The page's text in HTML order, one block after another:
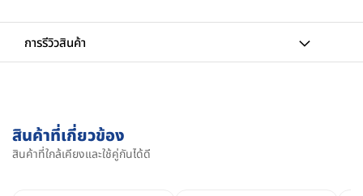
การรีวิวสินค้า
สินค้าที่เกี่ยวข้อง
สินค้าที่ใกล้เคียงและใช้คู่กันได้ดี